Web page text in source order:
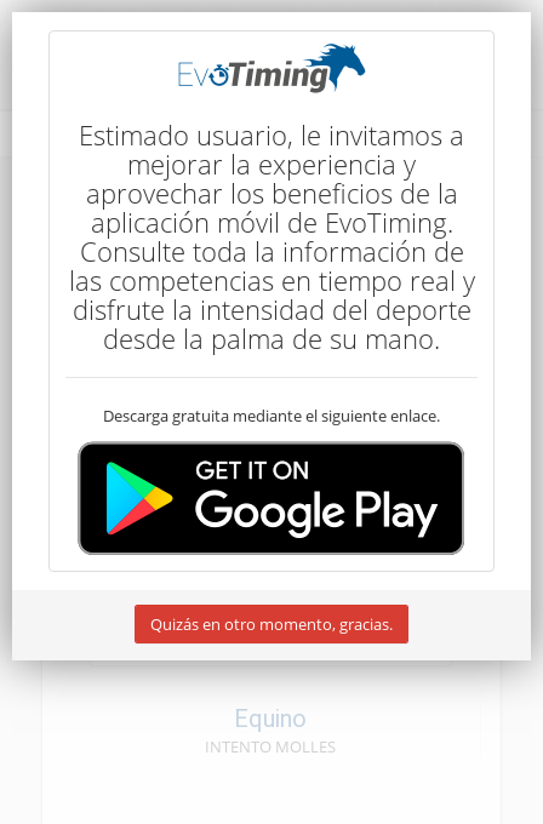
Rendimiento del Competidor
40
Santiago TEJERA
Descalificado
50 kms
CEN SENIOR
09/05/2026
Equino
INTENTO MOLLES
Estimado usuario, le invitamos a
mejorar la experiencia y
aprovechar los beneficios de la
aplicación móvil de EvoTiming.
Consulte toda la información de
las competencias en tiempo real y
disfrute la intensidad del deporte
desde la palma de su mano.
Descarga gratuita mediante el siguiente enlace.
Quizás en otro momento, gracias.